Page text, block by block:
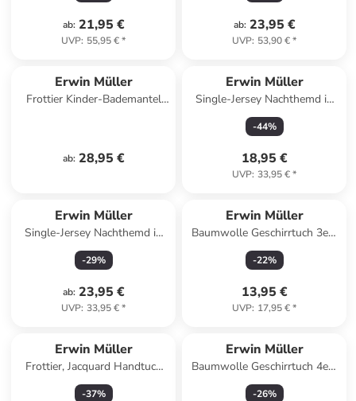
ab: 21,95 €
UVP: 55,95 €*
ab: 23,95 €
UVP: 53,90 €*
Erwin Müller
Frottier Kinder-Bademantel
ab: 28,95 €
Erwin Müller
Single-Jersey Nachthemd in
gelb
-44%
18,95 €
UVP: 33,95 €*
Erwin Müller
Single-Jersey Nachthemd in
altrosa
-29%
ab: 23,95 €
UVP: 33,95 €*
Erwin Müller
Baumwolle Geschirrtuch 3er-
Pack in Zitronen
-22%
13,95 €
UVP: 17,95 €*
Erwin Müller
Frottier, Jacquard Handtuch
4er-Pack Sigmaringen in terra
-37%
Erwin Müller
Baumwolle Geschirrtuch 4er-
Pack in Muffin
-26%